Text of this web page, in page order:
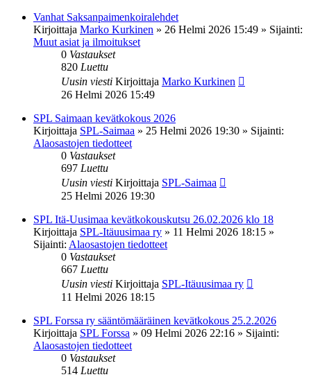
Vanhat Saksanpaimenkoiralehdet
Kirjoittaja Marko Kurkinen » 26 Helmi 2026 15:49 » Sijainti:
Muut asiat ja ilmoitukset
0 Vastaukset
820 Luettu
Uusin viesti Kirjoittaja Marko Kurkinen
26 Helmi 2026 15:49
SPL Saimaan kevätkokous 2026
Kirjoittaja SPL-Saimaa » 25 Helmi 2026 19:30 » Sijainti:
Alaosastojen tiedotteet
0 Vastaukset
697 Luettu
Uusin viesti Kirjoittaja SPL-Saimaa
25 Helmi 2026 19:30
SPL Itä-Uusimaa kevätkokouskutsu 26.02.2026 klo 18
Kirjoittaja SPL-Itäuusimaa ry » 11 Helmi 2026 18:15 »
Sijainti: Alaosastojen tiedotteet
0 Vastaukset
667 Luettu
Uusin viesti Kirjoittaja SPL-Itäuusimaa ry
11 Helmi 2026 18:15
SPL Forssa ry sääntömääräinen kevätkokous 25.2.2026
Kirjoittaja SPL Forssa » 09 Helmi 2026 22:16 » Sijainti:
Alaosastojen tiedotteet
0 Vastaukset
514 Luettu